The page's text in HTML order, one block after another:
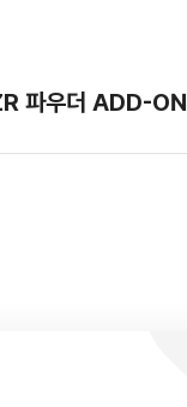
파우더 ADD-ON